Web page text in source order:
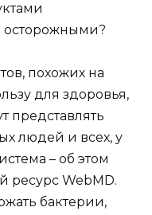
осторожными?
похожих на
для здоровья,
представлять
людей и всех, у
– об этом
WebMD.
бактерии,